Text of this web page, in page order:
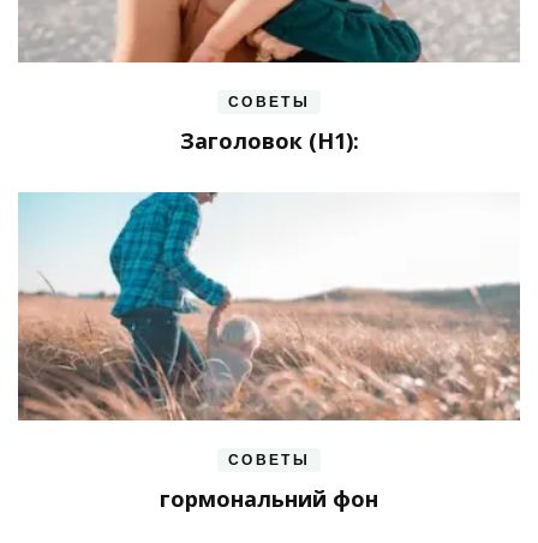
СОВЕТЫ
Заголовок (H1):
СОВЕТЫ
гормональний фон